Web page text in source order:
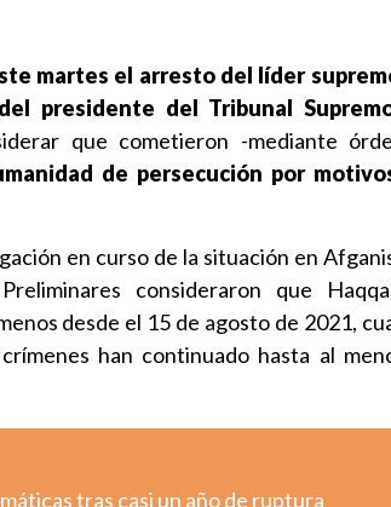
martes el arresto del líder
presidente del Tribunal
que cometieron -mediante
de persecución por
en curso de la situación en
consideraron que
desde el 15 de agosto de 2021,
han continuado hasta al
tras casi un año de ruptura